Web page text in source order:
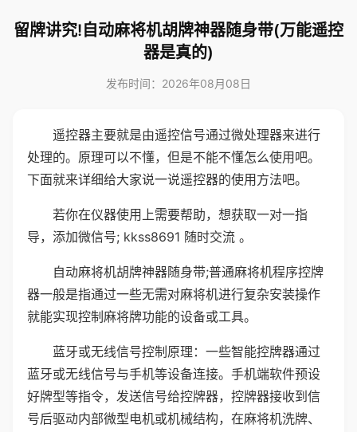
留牌讲究!自动麻将机胡牌神器随身带(万能遥控
器是真的)
发布时间：2026年08月08日
遥控器主要就是由遥控信号通过微处理器来进行
处理的。原理可以不懂，但是不能不懂怎么使用吧。
下面就来详细给大家说一说遥控器的使用方法吧。
若你在仪器使用上需要帮助，想获取一对一指
导，添加微信号; kkss8691 随时交流 。
自动麻将机胡牌神器随身带;普通麻将机程序控牌
器一般是指通过一些无需对麻将机进行复杂安装操作
就能实现控制麻将牌功能的设备或工具。
蓝牙或无线信号控制原理：一些智能控牌器通过
蓝牙或无线信号与手机等设备连接。手机端软件预设
好牌型等指令，发送信号给控牌器，控牌器接收到信
号后驱动内部微型电机或机械结构，在麻将机洗牌、